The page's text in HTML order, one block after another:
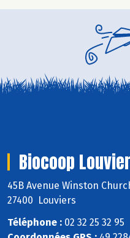
Biocoop
45B Avenue Winston
27400 Louviers
Téléphone : 02 32 25 32 95